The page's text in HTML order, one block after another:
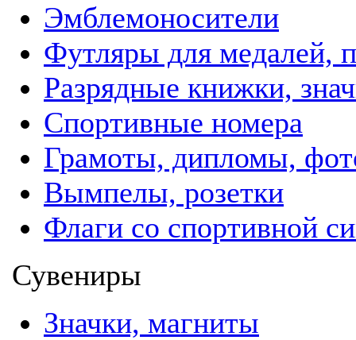
Эмблемоносители
Футляры для медалей,
Разрядные книжки,
Спортивные номера
Грамоты, дипломы,
Вымпелы, розетки
Флаги со спортивной
Сувениры
Значки, магниты